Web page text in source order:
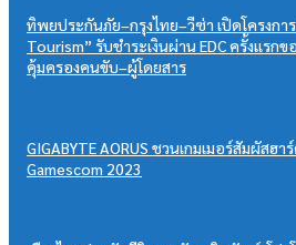
ทิพยประกันภัย–กรุงไทย–วีซ่า เปิดโครงกา
Tourism” รับชำระเงินผ่าน EDC ครั้งแร
คุ้มครองคนขับ–ผู้โดยสาร
GIGABYTE AORUS ชวนเกมเมอร์สัมผัสฮ
Gamescom 2023